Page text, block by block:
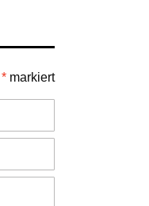
* markiert